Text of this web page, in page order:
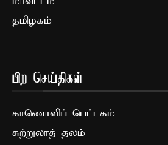
தமிழகம்
பிற செய்திகள்
காணொளிப் பெட்டகம்
சுற்றுலாத் தலம்